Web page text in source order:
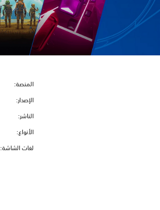
المنصة:
الإصدار:
الناشر:
الأنواع:
لغات الشاشة: